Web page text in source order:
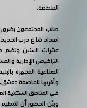
المنطقة.
طالب المجتمعون
عشرات السنين وتضم
التراخيص الإدارية
وأقربها للعاصمة
في المناطق السكنية